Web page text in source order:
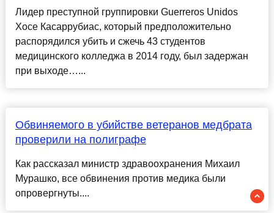
Лидер преступной группировки Guerreros Unidos
Хосе Касаррубиас, который предположительно
распорядился убить и сжечь 43 студентов
медицинского колледжа в 2014 году, был задержан
при выходе…...
Обвиняемого в убийстве ветеранов медбрата
проверили на полиграфе
Как рассказал министр здравоохранения Михаил
Мурашко, все обвинения против медика были
опровергнуты....